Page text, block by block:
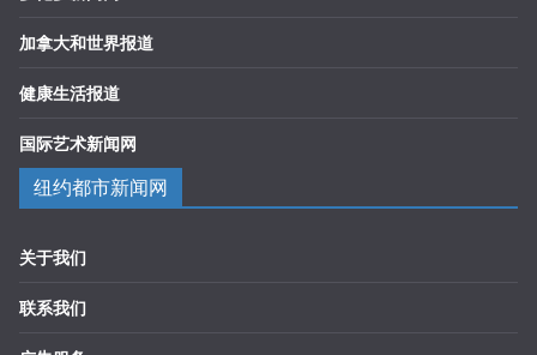
加拿大和世界报道
健康生活报道
国际艺术新闻网
纽约都市新闻网
关于我们
联系我们